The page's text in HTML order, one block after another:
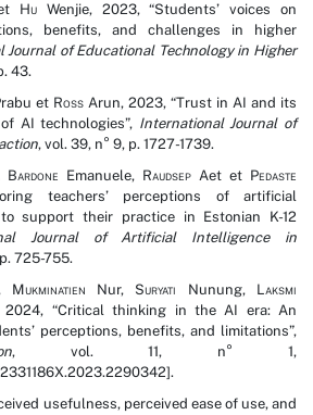
Hu Wenjie, 2023, “Students’ voices on
benefits, and challenges in higher
Journal of Educational Technology in Higher
43.
et Ross Arun, 2023, “Trust in AI and its
AI technologies”, International Journal of
, vol. 39, n° 9, p. 1727-1739.
Bardone Emanuele, Raudsep Aet et Pedaste
teachers’ perceptions of artificial
support their practice in Estonian K-12
Journal of Artificial Intelligence in
725-755.
Mukminatien Nur, Suryati Nunung, Laksmi
2024, “Critical thinking in the AI era: An
perceptions, benefits, and limitations”,
, vol. 11, n° 1,
usefulness, perceived ease of use, and